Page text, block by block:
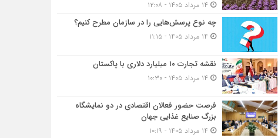
چه نوع پرسش‌هایی را در سازمان مطرح کنیم؟
نقشه تجارت ۱۰‌ میلیارد دلاری با پاکستان
فرصت حضور فعالان اقتصادی در دو نمایشگاه
بزرگ صنایع غذایی جهان